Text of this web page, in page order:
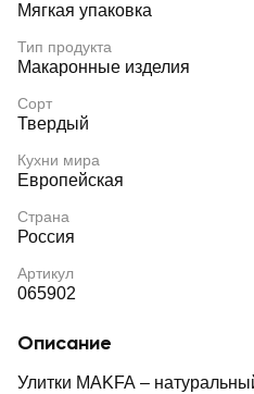
Мягкая упаковка
Тип продукта
Макаронные изделия
Сорт
Твердый
Кухни мира
Европейская
Страна
Россия
Артикул
065902
Описание
Улитки MAKFA –